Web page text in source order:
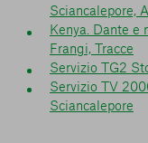
Sciancalepore,
Kenya. Dante e
Frangi, Tracce
Servizio TG2
Servizio TV
Sciancalepore